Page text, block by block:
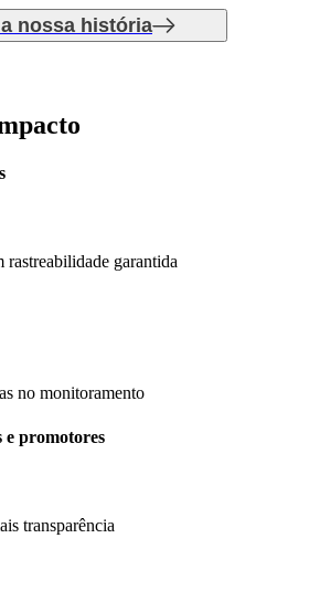
nossa história
garantida
no monitoramento
e promotores
transparência